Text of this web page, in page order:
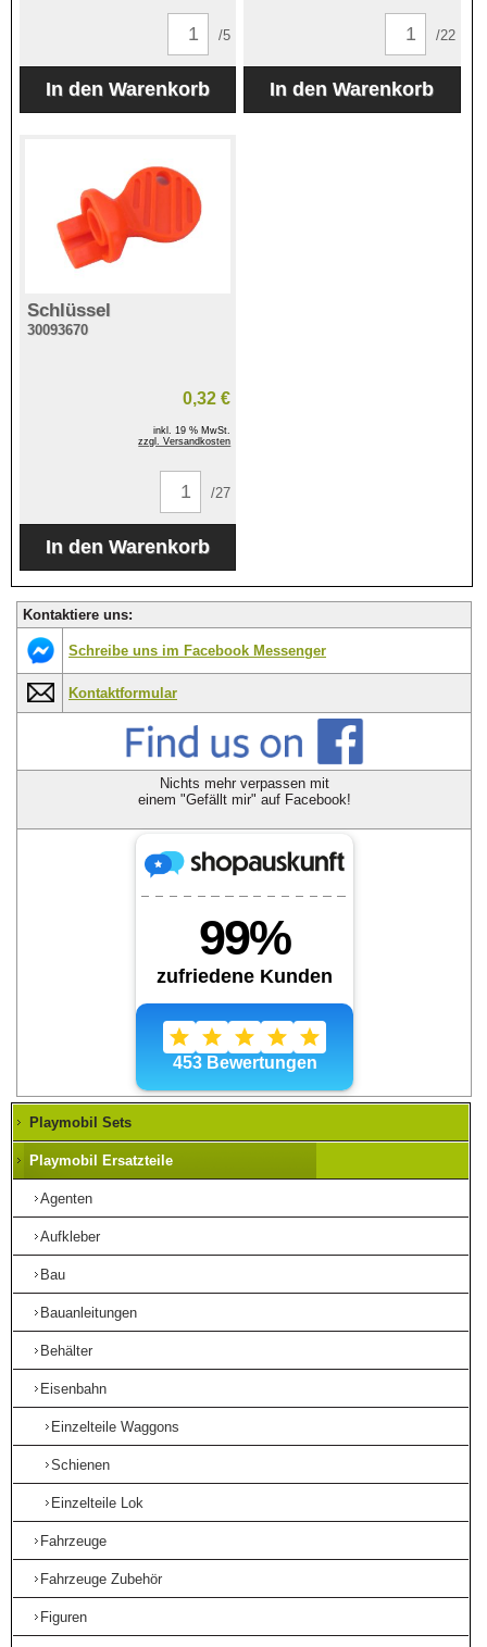
/5 /22
Schlüssel
30093670
0,32 €
inkl. 19 % MwSt.
zzgl. Versandkosten
/27
Kontaktiere uns:
Schreibe uns im Facebook Messenger
Kontaktformular
Nichts mehr verpassen mit
einem "Gefällt mir" auf Facebook!
Playmobil Sets
Playmobil Ersatzteile
Agenten
Aufkleber
Bau
Bauanleitungen
Behälter
Eisenbahn
Einzelteile Waggons
Schienen
Einzelteile Lok
Fahrzeuge
Fahrzeuge Zubehör
Figuren